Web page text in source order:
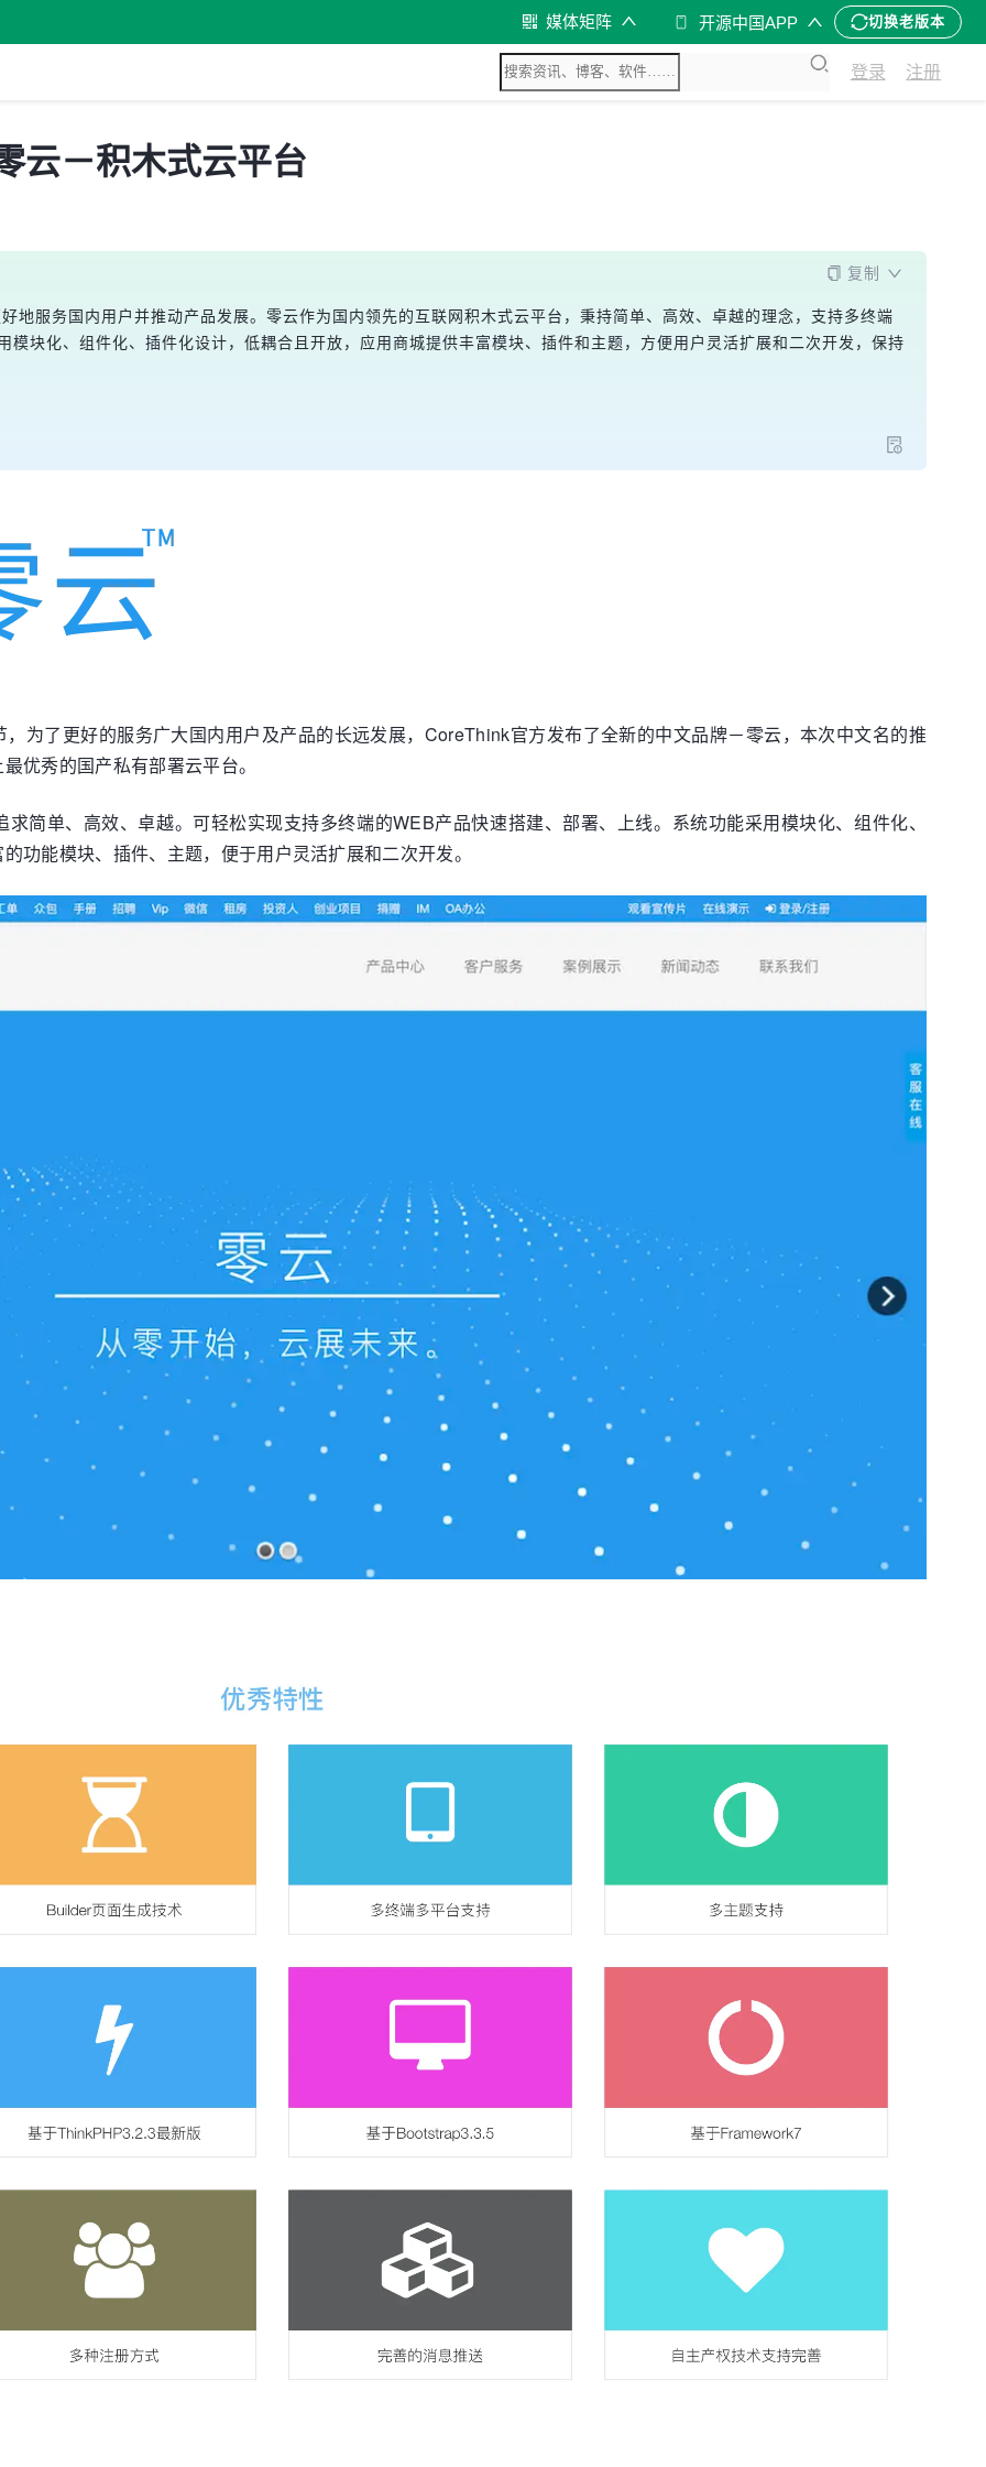
媒体矩阵 开源中国APP 切换老版本
登录 注册
云－积木式云平台
复制
地服务国内用户并推动产品发展。零云作为国内领先的互联网积木式云平台，秉持简单、高效、卓越的理念，支持多终端
模块化、组件化、插件化设计，低耦合且开放，应用商城提供丰富模块、插件和主题，方便用户灵活扩展和二次开发，保持
为了更好的服务广大国内用户及产品的长远发展，CoreThink官方发布了全新的中文品牌－零云，本次中文名的推
优秀的国产私有部署云平台。
简单、高效、卓越。可轻松实现支持多终端的WEB产品快速搭建、部署、上线。系统功能采用模块化、组件化、
功能模块、插件、主题，便于用户灵活扩展和二次开发。